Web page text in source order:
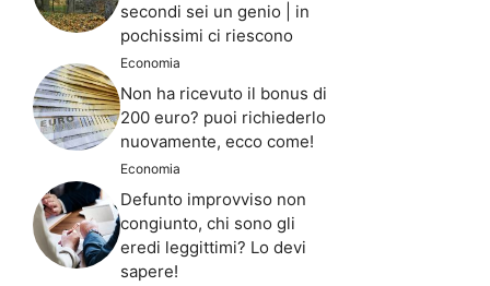
secondi sei un genio | in
pochissimi ci riescono
Economia
Non ha ricevuto il bonus di
200 euro? puoi richiederlo
nuovamente, ecco come!
Economia
Defunto improvviso non
congiunto, chi sono gli
eredi leggittimi? Lo devi
sapere!